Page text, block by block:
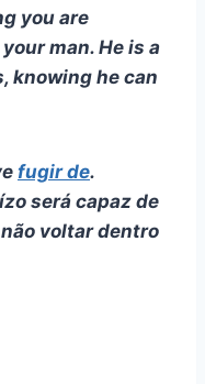
you are
man. He is a
knowing he can
fugir de.
será capaz de
voltar dentro